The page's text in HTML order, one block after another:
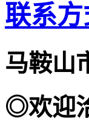
联系方
马鞍山
◎欢迎